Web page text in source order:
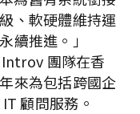
、軟硬體維持運
續推進。」
團隊在香
來為包括跨國企
顧問服務。